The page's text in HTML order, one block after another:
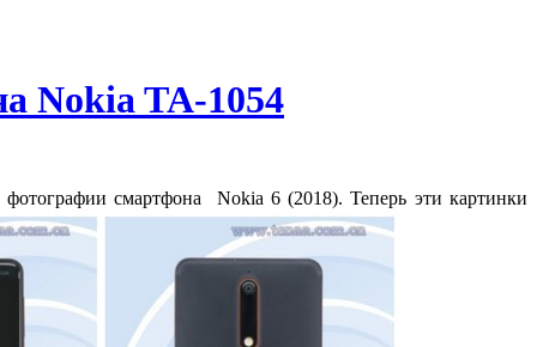
Nokia TA-1054
фотографии смартфона Nokia 6 (2018). Теперь эти картинки